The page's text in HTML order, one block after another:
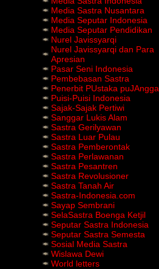
Media Sastra Nusantara
Media Seputar Indonesia
Media Seputar Pendidikan
Nurel Javissyarqi
Nurel Javissyarqi dan Para
Apresian
Pasar Seni Indonesia
Pembebasan Sastra
Penerbit PUstaka puJAngga
Puisi-Puisi Indonesia
Sajak-Sajak Pertiwi
Sanggar Lukis Alam
Sastra Gerilyawan
Sastra Luar Pulau
Sastra Pemberontak
Sastra Perlawanan
Sastra Pesantren
Sastra Revolusioner
Sastra Tanah Air
Sastra-Indonesia.com
Sayap Sembrani
SelaSastra Boenga Ketjil
Seputar Sastra Indonesia
Seputar Sastra Semesta
Sosial Media Sastra
Wislawa Dewi
World letters